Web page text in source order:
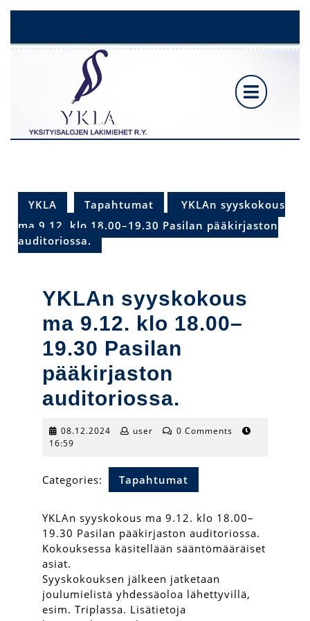
content
YKLA Tapahtumat
YKLAn syyskokous
ma 9.12. klo 18.00–19.30 Pasilan pääkirjaston
auditoriossa.
YKLAn syyskokous
ma 9.12. klo 18.00–
19.30 Pasilan
pääkirjaston
auditoriossa.
08.12.2024 08.12.2024
user user 0 Comments
16:59
Categories: Tapahtumat
YKLAn syyskokous ma 9.12. klo 18.00–
19.30 Pasilan pääkirjaston auditoriossa.
Kokouksessa käsitellään sääntömääräiset
asiat.
Syyskokouksen jälkeen jatketaan
joulumielistä yhdessäoloa lähettyvillä,
esim. Triplassa. Lisätietoja